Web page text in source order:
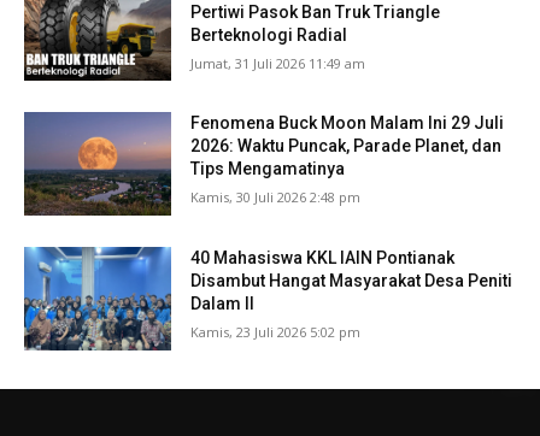
Pertiwi Pasok Ban Truk Triangle
Berteknologi Radial
Jumat, 31 Juli 2026 11:49 am
Fenomena Buck Moon Malam Ini 29 Juli
2026: Waktu Puncak, Parade Planet, dan
Tips Mengamatinya
Kamis, 30 Juli 2026 2:48 pm
40 Mahasiswa KKL IAIN Pontianak
Disambut Hangat Masyarakat Desa Peniti
Dalam II
Kamis, 23 Juli 2026 5:02 pm